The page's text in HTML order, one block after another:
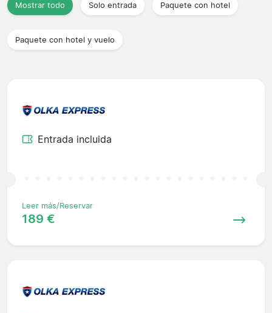
Mostrar todo Solo entrada Paquete con hotel
Paquete con hotel y vuelo
Entrada incluida
Leer más/Reservar
189 €